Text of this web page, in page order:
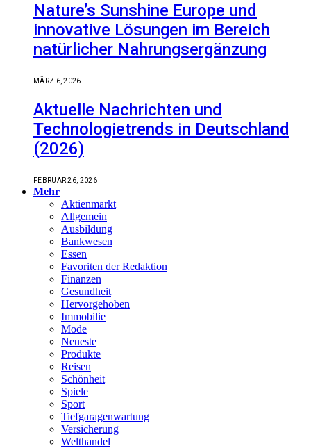
Nature’s Sunshine Europe und
innovative Lösungen im Bereich
natürlicher Nahrungsergänzung
MÄRZ 6, 2026
Aktuelle Nachrichten und
Technologietrends in Deutschland
(2026)
FEBRUAR 26, 2026
Mehr
Aktienmarkt
Allgemein
Ausbildung
Bankwesen
Essen
Favoriten der Redaktion
Finanzen
Gesundheit
Hervorgehoben
Immobilie
Mode
Neueste
Produkte
Reisen
Schönheit
Spiele
Sport
Tiefgaragenwartung
Versicherung
Welthandel